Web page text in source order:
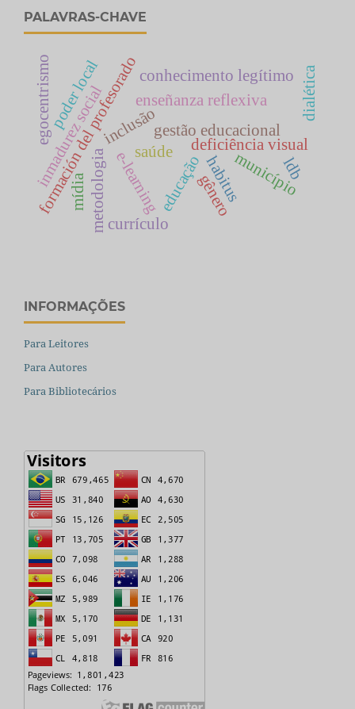
PALAVRAS-CHAVE
educação
deficiência visual
inclusão
e-learning
formación del profesoradoenseñanza reflexiva
habitus
conhecimento legítimo
saúde
metodologia
dialética
inmadurez social
egocentrismo
município
poder local gestão educacional
currículo
ldb
gênero
mídia
INFORMAÇÕES
Para Leitores
Para Autores
Para Bibliotecários